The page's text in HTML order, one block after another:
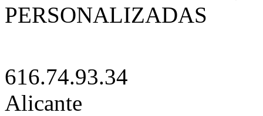
PERSONALIZADAS
616.74.93.34
Alicante